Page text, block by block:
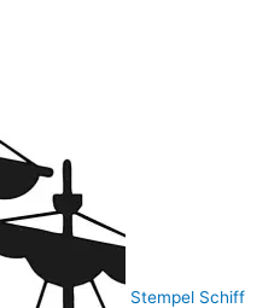
Stempel Schiff